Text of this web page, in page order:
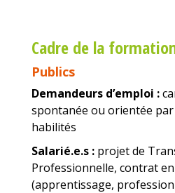
Cadre de la
Publics
Demandeurs d’emploi :
spontanée ou orientée
habilités
Salarié.e.s : projet de
Professionnelle, contrat
(apprentissage,